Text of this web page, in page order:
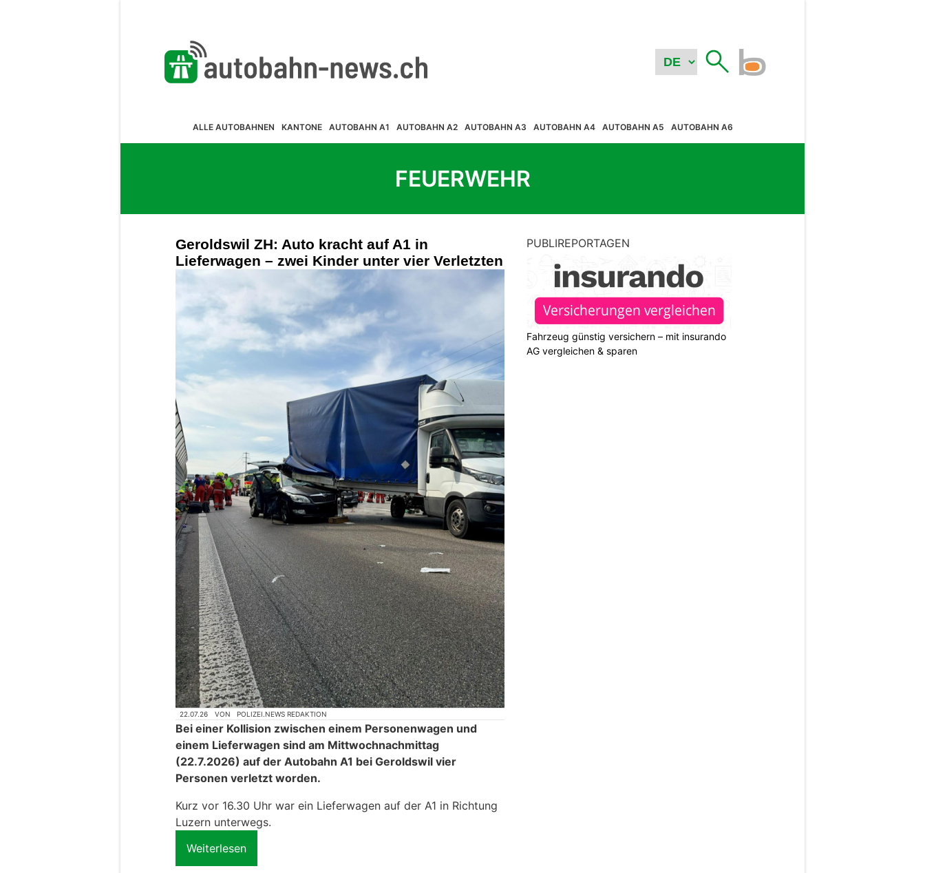
ALLE AUTOBAHNEN KANTONE AUTOBAHN A1 AUTOBAHN A2 AUTOBAHN A3 AUTOBAHN A4 AUTOBAHN A5 AUTOBAHN A6
FEUERWEHR
Geroldswil ZH: Auto kracht auf A1 in
Lieferwagen – zwei Kinder unter vier Verletzten
22.07.26 VON POLIZEI.NEWS REDAKTION
Bei einer Kollision zwischen einem Personenwagen und
einem Lieferwagen sind am Mittwochnachmittag
(22.7.2026) auf der Autobahn A1 bei Geroldswil vier
Personen verletzt worden.
Kurz vor 16.30 Uhr war ein Lieferwagen auf der A1 in Richtung
Luzern unterwegs.
Weiterlesen
PUBLIREPORTAGEN
Fahrzeug günstig versichern – mit insurando
AG vergleichen & sparen